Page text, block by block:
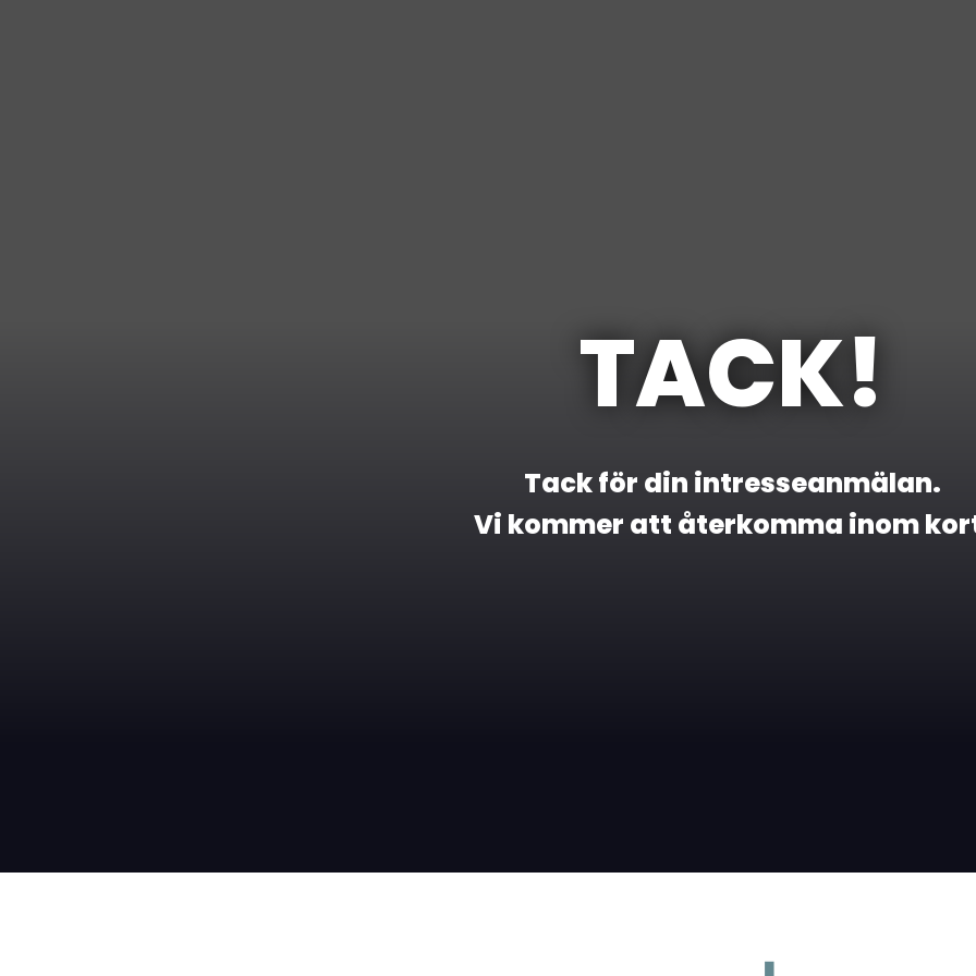
TACK!
Tack för din intresseanmälan.
Vi kommer att återkomma inom